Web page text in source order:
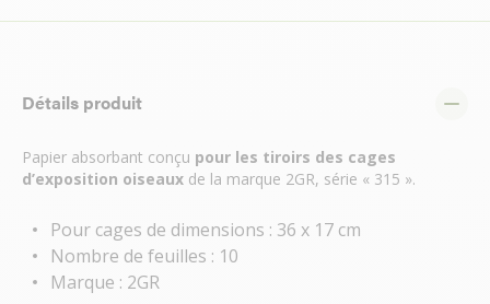
Détails produit
Papier absorbant conçu pour les tiroirs des cages
d’exposition oiseaux de la marque 2GR, série « 315 ».
Pour cages de dimensions : 36 x 17 cm
Nombre de feuilles : 10
Marque : 2GR